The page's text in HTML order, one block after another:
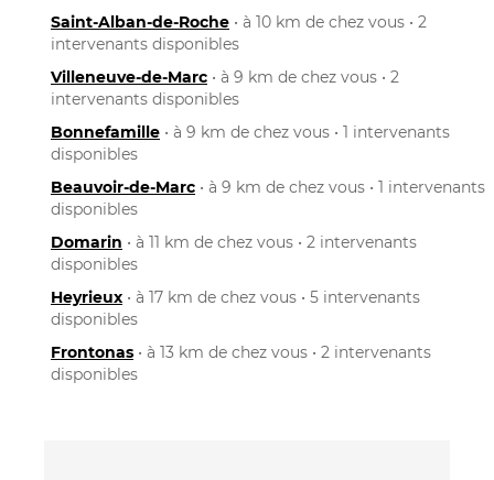
Saint-Alban-de-Roche • à 10 km de chez vous • 2
intervenants disponibles
Villeneuve-de-Marc • à 9 km de chez vous • 2
intervenants disponibles
Bonnefamille • à 9 km de chez vous • 1 intervenants
disponibles
Beauvoir-de-Marc • à 9 km de chez vous • 1 intervenants
disponibles
Domarin • à 11 km de chez vous • 2 intervenants
disponibles
Heyrieux • à 17 km de chez vous • 5 intervenants
disponibles
Frontonas • à 13 km de chez vous • 2 intervenants
disponibles